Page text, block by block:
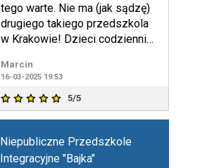
tego warte. Nie ma (jak sądzę)
drugiego takiego przedszkola
w Krakowie! Dzieci codziennie
Marcin
16-03-2025 19:53
5/5
Niepubliczne Przedszkole
Integracyjne "Bajka"